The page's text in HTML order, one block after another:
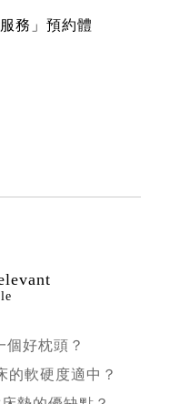
務」預約體
個好枕頭？
的軟硬度適中？